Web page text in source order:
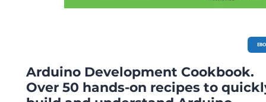
Arduino Development Cookbook.
Over 50 hands-on recipes to